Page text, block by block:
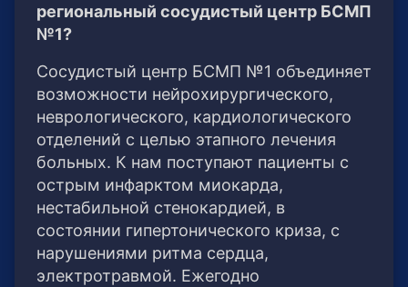
региональный сосудистый центр БСМП
№1?
Сосудистый центр БСМП №1 объединяет
возможности нейрохирургического,
неврологического, кардиологического
отделений с целью этапного лечения
больных. К нам поступают пациенты с
острым инфарктом миокарда,
нестабильной стенокардией, в
состоянии гипертонического криза, с
нарушениями ритма сердца,
электротравмой. Ежегодно